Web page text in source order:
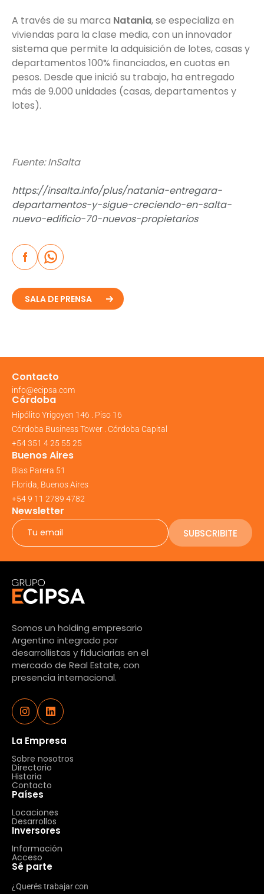
A través de su marca Natania, se especializa en
viviendas para la clase media, con un innovador
sistema que permite la adquisición de lotes, casas y
departamentos 100% financiados, en cuotas en
pesos. Desde que inició su trabajo, ha entregado
más de 9.000 unidades (casas, departamentos y
lotes).
Fuente: InSalta
https://insalta.info/plus/natania-entregara-
departamentos-y-sigue-creciendo-en-salta-
nuevo-edificio-70-nuevos-propietarios
SALA DE PRENSA
Contacto
info@ecipsa.com
Córdoba
Hipólito Yrigoyen 146 . Piso 16
Córdoba Business Tower . Córdoba Capital
+54 351 4 25 55 25
Buenos Aires
Blas Parera 51
Florida, Buenos Aires
+54 9 11 2789 4782
Newsletter
SUBSCRIBITE
Somos un holding empresario
Argentino integrado por
desarrollistas y fiduciarias en el
mercado de Real Estate, con
presencia internacional.
La Empresa
Sobre nosotros
Directorio
Historia
Contacto
Países
Locaciones
Desarrollos
Inversores
Información
Acceso
Sé parte
¿Querés trabajar con